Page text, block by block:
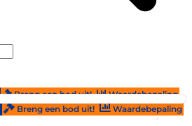
Breng een bod uit!
Waardebepaling
Breng een bod uit! Waardebepaling